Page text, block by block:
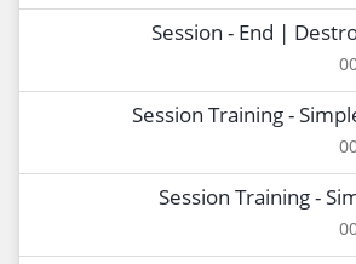
Session - End |
Session Training -
Session Training -